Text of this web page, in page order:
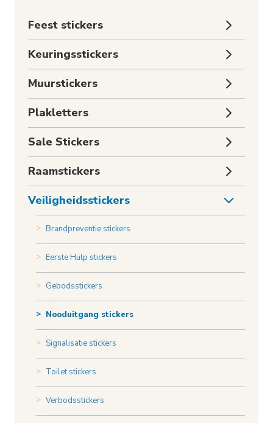
Feest stickers
Keuringsstickers
Muurstickers
Plakletters
Sale Stickers
Raamstickers
Veiligheidsstickers
Brandpreventie stickers
Eerste Hulp stickers
Gebodsstickers
Nooduitgang stickers
Signalisatie stickers
Toilet stickers
Verbodsstickers